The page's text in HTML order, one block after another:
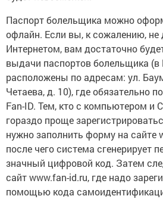
Паспорт болельщика можно
офлайн. Если вы, к сожалению, не
Интернетом, вам достаточно
выдачи паспортов болельщика (в
расположены по адресам: ул.
Четаева, д. 10), где обязательно
Fan-ID. Тем, кто с компьютером и
гораздо проще
нужно заполнить форму на сайте
после чего система сгенерирует
значный цифровой код. Затем
сайт www.fan-id.ru, где надо
помощью кода